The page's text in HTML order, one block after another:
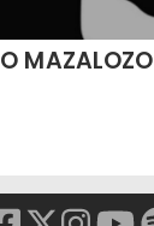
UN DEZMAZALADO MAZALOZO